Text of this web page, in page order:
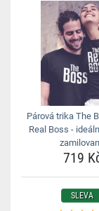
Párová trika The
Real Boss -
719
SLEVA